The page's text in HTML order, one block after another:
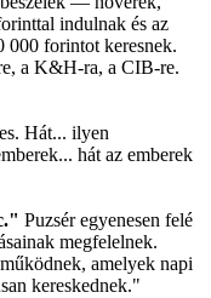
indulnak és az
000 forintot keresnek.
a K&H-ra, a CIB-re.
Hát... ilyen
hát az emberek
Puzsér egyenesen felé
megfelelnek.
amelyek napi
kereskednek."